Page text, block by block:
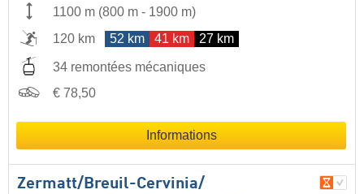
1100 m (800 m - 1900 m)
120 km
52 km 41 km 27 km
34 remontées mécaniques
€ 78,50
Informations
Zermatt/​Breuil-Cervinia/​